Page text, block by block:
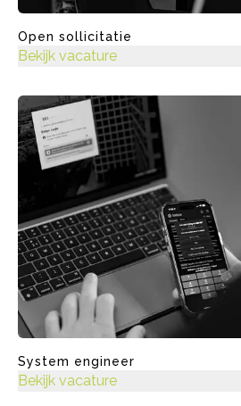
Open sollicitatie
Bekijk vacature
System engineer
Bekijk vacature